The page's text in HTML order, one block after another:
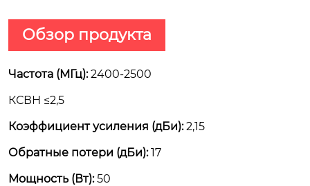
Обзор продукта
Частота (МГц):2400-2500
КСВН ≤2,5
Коэффициент усиления (дБи):2,15
Обратные потери (дБи):17
Mощность (Вт):50